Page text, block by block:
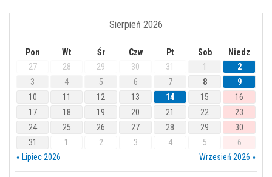
Sierpień 2026
Pon Wt Śr Czw Pt Sob
Niedz
27
28 29 30 31 1
2
3
4 5 6 7 8
9
10
11 12 13 14 15
16
17
18 19 20 21 22
23
24
25 26 27 28 29
30
31
1 2 3 4 5
6
« Lipiec 2026
Wrzesień 2026 »